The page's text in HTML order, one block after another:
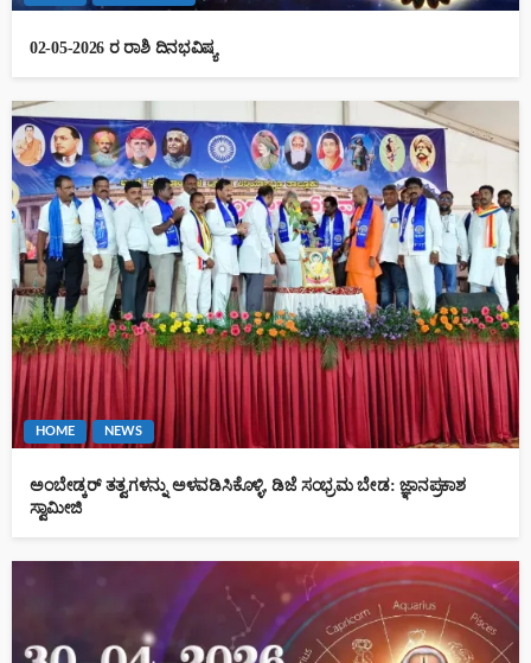
02-05-2026 ರ ರಾಶಿ ದಿನಭವಿಷ್ಯ
HOME NEWS
ಅಂಬೇಡ್ಕರ್ ತತ್ವಗಳನ್ನು ಅಳವಡಿಸಿಕೊಳ್ಳಿ, ಡಿಜೆ ಸಂಭ್ರಮ ಬೇಡ: ಜ್ಞಾನಪ್ರಕಾಶ
ಸ್ವಾಮೀಜಿ